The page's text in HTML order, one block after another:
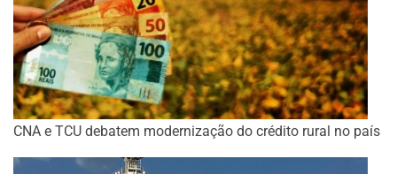
CNA e TCU debatem modernização do crédito rural no país